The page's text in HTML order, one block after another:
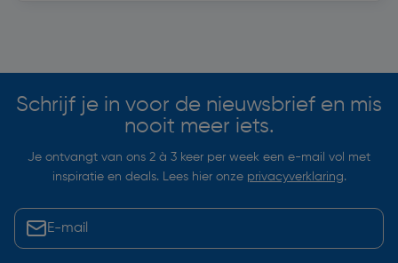
Schrijf je in voor de nieuwsbrief en mis
nooit meer iets.
Je ontvangt van ons 2 à 3 keer per week een e-mail vol met
inspiratie en deals. Lees hier onze privacyverklaring.